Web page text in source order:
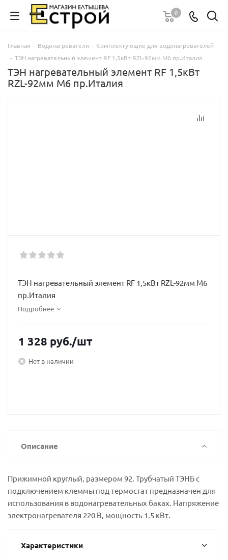
0
Главная - Водонагреватели - Комплектующие для водонагревателей
- ТЭН нагревательный элемент RF 1,5кВт RZL-92мм М6 пр.Италия
ТЭН нагревательный элемент RF 1,5кВт
RZL-92мм М6 пр.Италия
ТЭН нагревательный элемент RF 1,5кВт RZL-92мм М6
пр.Италия
Подробнее
1 328 руб./шт
Нет в наличии
Описание
Прижимной круглый, размером 92. Трубчатый ТЭНБ с
подключением клеммы под термостат предназначен для
использования в водонагревательных баках. Напряжение
электронагревателя 220 В, мощность 1.5 кВт.
Характеристики